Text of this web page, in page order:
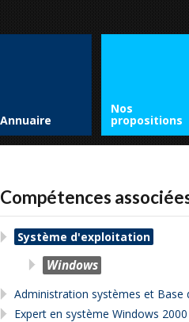
Annuaire
Nos
propositions
Compétences
Système d'exploitation
Windows
Administration systèmes et Base
Expert en système Windows